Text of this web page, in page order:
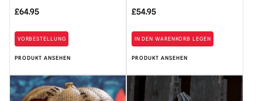
£64.95
VORBESTELLUNG
PRODUKT ANSEHEN
£54.95
IN DEN WARENKORB LEGEN
PRODUKT ANSEHEN